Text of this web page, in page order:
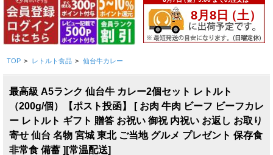
TOP > レトルト食品 > 仙台牛カレー
最高級 A5ランク 仙台牛 カレー2個セット レトルト
（200g/個）【ポスト投函】 [ お肉 牛肉 ビーフ ビーフカレ
ー レトルト ギフト 贈答 お祝い 御祝 内祝い お返し お取り
寄せ 仙台 名物 宮城 東北 ご当地 グルメ プレゼント 保存食
非常食 備蓄 ][常温配送]